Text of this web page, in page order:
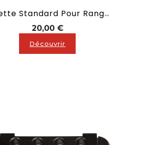
Malette Standard Pour Ranger 1 Queue De Billard En 2 Parties
20,00 €Prix
Découvrir